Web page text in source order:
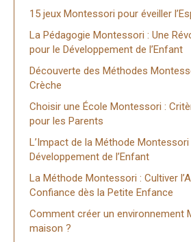
15 jeux Montessori pour éveiller
La Pédagogie Montessori : Une
pour le Développement de l’Enfant
Découverte des Méthodes
Crèche
Choisir une École Montessori :
pour les Parents
L’Impact de la Méthode Montessori
Développement de l’Enfant
La Méthode Montessori : Cultiver
Confiance dès la Petite Enfance
Comment créer un environnement
maison ?